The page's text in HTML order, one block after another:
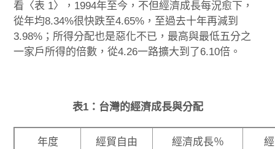
看〈表 1〉，1994年至今，不但經濟成長每況愈下，
從年均8.34%很快跌至4.65%，至過去十年再減到
3.98%；所得分配也是惡化不已，最高與最低五分之
一家戶所得的倍數，從4.26一路擴大到了6.10倍。
表1：台灣的經濟成長與分配
年度 經貿自由 經濟成長％